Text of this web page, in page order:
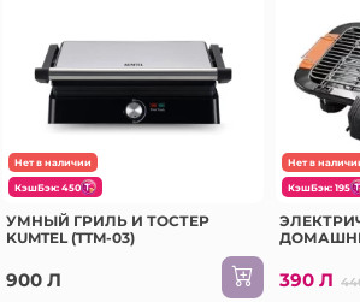
Нет в наличии
КэшБэк: 450
УМНЫЙ ГРИЛЬ И ТОСТЕР
KUMTEL (TTM-03)
900 Л
Нет в
КэшБэк: 195
390 Л